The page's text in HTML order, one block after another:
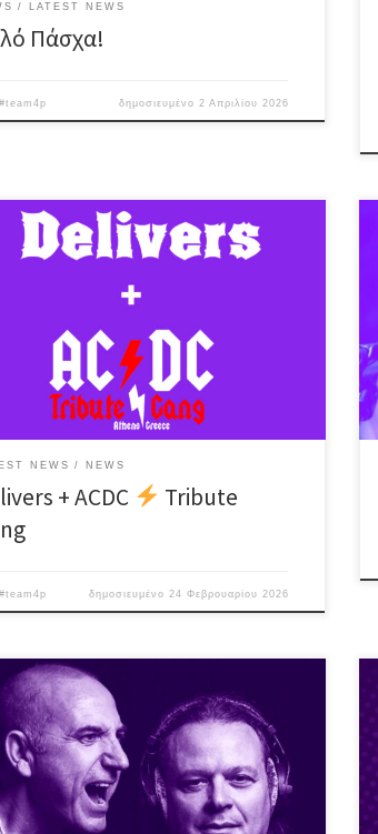
LATEST NEWS
Πάσχα!
#team4p δημοσιευμένο 2 Απριλίου 2026
rock, hard n’ heavy Δύο μπάντες, μια σκηνή
& δράσης, παρουσιάζουν ένα πλούσιο set-list
όπως Rory Galagher, Rolling Stones, Bad
Uriah Heep, Deep Purple, etc. Γιώργος
– gtr/voc Τάσος Βρεττάκης – bass […]
NEWS NEWS
+ ACDC
Tribute
#team4p δημοσιευμένο 24 Φεβρουαρίου 2026
14 Μαρτίου ♪ Εκείνος + Εκείνος #LiVE ή
η συνήθεια που έγινε λατρεία! Άλλη μια μαγική
με τραγούδια διαχρονικά & λατρεμένα, που
τραγούδια γεμάτα θύμησες,
και όμορφες στιγμές! Πέρα από τα –
– κλασσικά, “Χειμωνιάτικα Μπαρ”, “Χρώματα”,